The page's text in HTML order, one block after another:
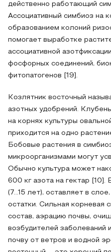
действенно работающий
Ассоциативный симбиоз на
образованием колоний
помогает выработке
ассоциативной
фосфорных соединений,
фитопатогенов [19].
Козлятник восточный
азотных удобрений.
на корнях культуры
приходится на одно
Бобовые растения в
микроорганизмами могут
Обычно культура может
600 кг азота на гектар [10].
(7…15 лет), оставляет в
остатки. Сильная корневая
состав, аэрацию почвы,
возбудителей
почву от ветров и водной